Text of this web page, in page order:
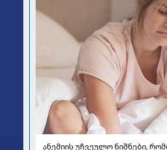
ანემიის უჩვეულო ნიშნები,